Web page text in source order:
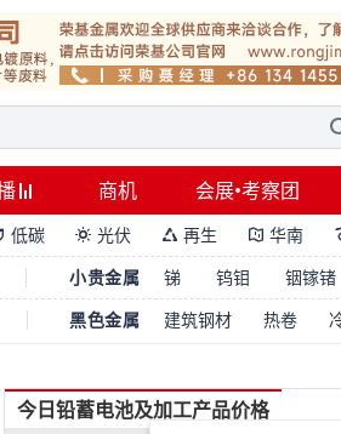
商机 会展•考察团
低碳  光伏  再生  华南
小贵金属 锑 钨钼 铟镓锗
黑色金属 建筑钢材 热卷
今日铅蓄电池及加工产品价格